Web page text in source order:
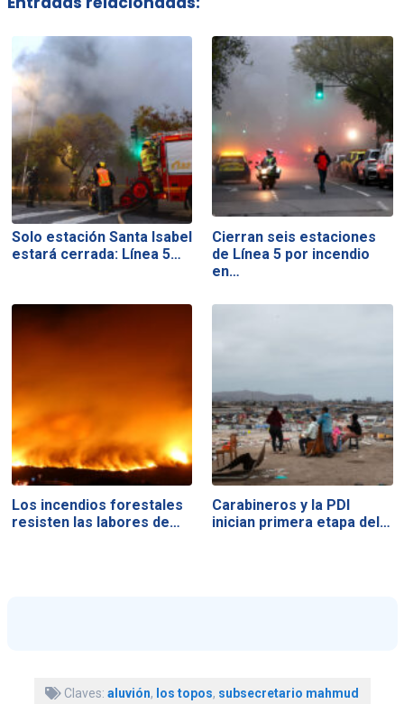
Solo estación Santa Isabel
estará cerrada: Línea 5…
Cierran seis estaciones
de Línea 5 por incendio
en…
Los incendios forestales
resisten las labores de…
Carabineros y la PDI
inician primera etapa del…
Claves: aluvión, los topos, subsecretario mahmud